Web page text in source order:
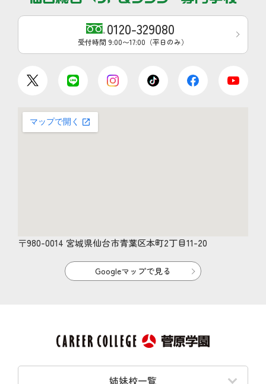
0120-329080
受付時間 9:00〜17:00（平日のみ）
〒980-0014 宮城県仙台市青葉区本町2丁目11-20
Googleマップで見る
姉妹校一覧